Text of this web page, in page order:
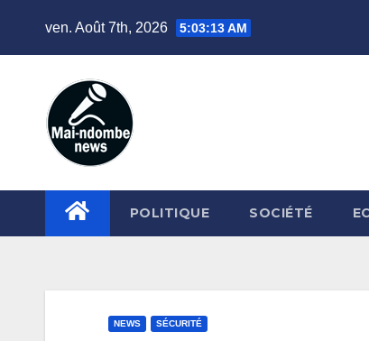
ven. Août 7th, 2026 5:03:14 AM
POLITIQUE SOCIÉTÉ
NEWS SÉCURITÉ